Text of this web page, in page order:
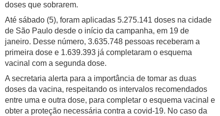
doses que sobrarem.
Até sábado (5), foram aplicadas 5.275.141 doses na cidade
de São Paulo desde o início da campanha, em 19 de
janeiro. Desse número, 3.635.748 pessoas receberam a
primeira dose e 1.639.393 já completaram o esquema
vacinal com a segunda dose.
A secretaria alerta para a importância de tomar as duas
doses da vacina, respeitando os intervalos recomendados
entre uma e outra dose, para completar o esquema vacinal e
obter a proteção necessária contra a covid-19. No caso da